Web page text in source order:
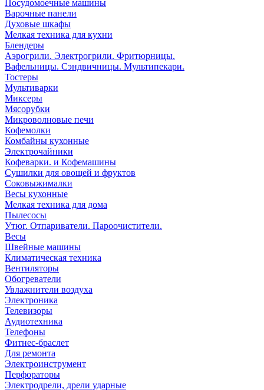
Посудомоечные машины
Варочные панели
Духовые шкафы
Мелкая техника для кухни
Блендеры
Аэрогрили. Электрогрили. Фритюрницы.
Вафельницы. Сэндвичницы. Мультипекари.
Тостеры
Мультиварки
Миксеры
Мясорубки
Микроволновые печи
Кофемолки
Комбайны кухонные
Электрочайники
Кофеварки. и Кофемашины
Сушилки для овощей и фруктов
Соковыжималки
Весы кухонные
Мелкая техника для дома
Пылесосы
Утюг. Отпариватели. Пароочистители.
Весы
Швейные машины
Климатическая техника
Вентиляторы
Обогреватели
Увлажнители воздуха
Электроника
Телевизоры
Аудиотехника
Телефоны
Фитнес-браслет
Для ремонта
Электроинструмент
Перфораторы
Электродрели, дрели ударные